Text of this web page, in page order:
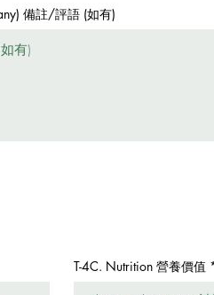
備註/評語 (如有)
T-4C. Nutrition 營養價值